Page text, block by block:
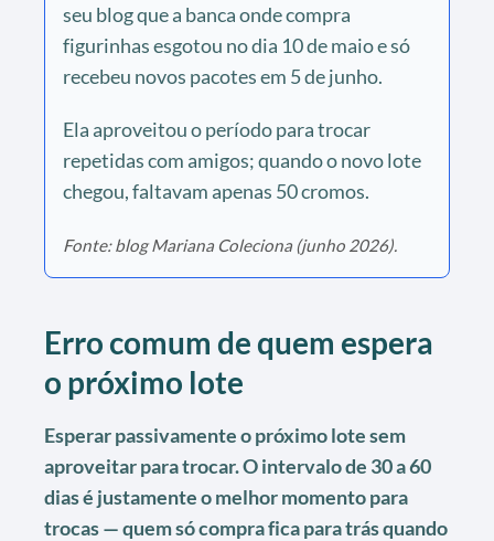
seu blog que a banca onde compra
figurinhas esgotou no dia 10 de maio e só
recebeu novos pacotes em 5 de junho.
Ela aproveitou o período para trocar
repetidas com amigos; quando o novo lote
chegou, faltavam apenas 50 cromos.
Fonte: blog Mariana Coleciona (junho 2026).
Erro comum de quem espera
o próximo lote
Esperar passivamente o próximo lote sem
aproveitar para trocar. O intervalo de 30 a 60
dias é justamente o melhor momento para
trocas — quem só compra fica para trás quando